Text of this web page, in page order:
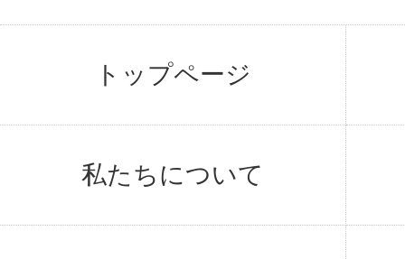
トップページ
私たちについて